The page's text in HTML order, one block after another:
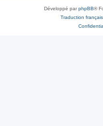
Développé parphpBB®
Traduction